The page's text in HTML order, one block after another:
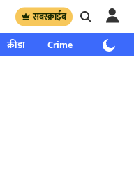
सबस्क्राईब
क्रीडा Crime साप्ताहिक